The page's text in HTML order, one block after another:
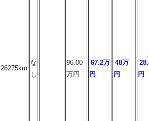
26275km
な
し
96.00
万円
67.2万
円
48万
円
円